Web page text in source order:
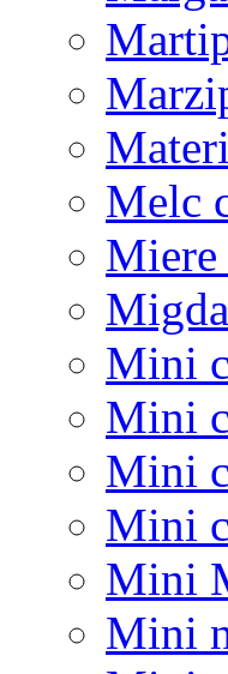
Melc
Miere
Mini
Mini
Mini
Mini
Mini
Mini